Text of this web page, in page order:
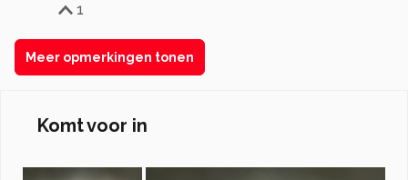
1
Meer opmerkingen tonen
Komt voor in